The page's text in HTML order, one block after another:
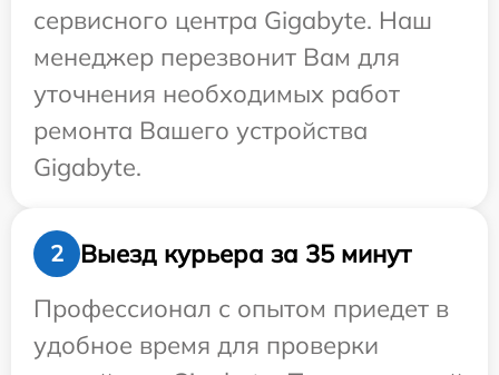
сервисного центра Gigabyte. Наш
менеджер перезвонит Вам для
уточнения необходимых работ
ремонта Вашего устройства
Gigabyte.
2
Выезд курьера за 35 минут
Профессионал с опытом приедет в
удобное время для проверки